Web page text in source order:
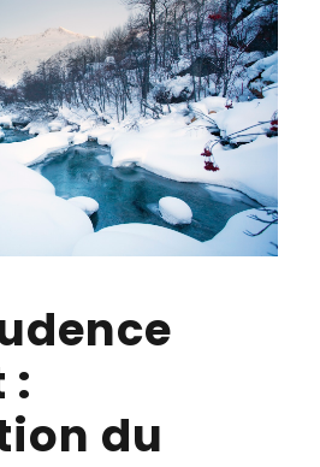
:
du